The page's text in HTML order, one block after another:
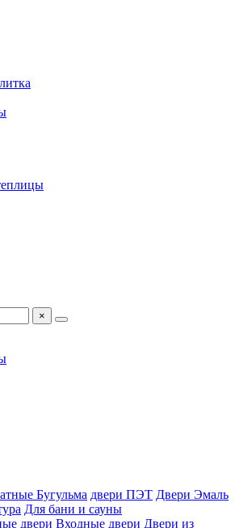
×
Бугульма двери ПЭТ Двери Эмаль
Для бани и сауны
двери Входные двери Двери из